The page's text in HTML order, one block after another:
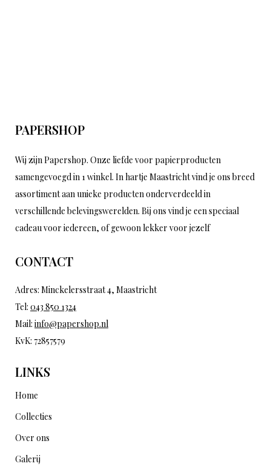
PAPERSHOP
Wij zijn Papershop. Onze liefde voor papierproducten
samengevoegd in 1 winkel. In hartje Maastricht vind je ons breed
assortiment aan unieke producten onderverdeeld in
verschillende belevingswerelden. Bij ons vind je een speciaal
cadeau voor iedereen, of gewoon lekker voor jezelf
CONTACT
Adres: Minckelersstraat 4, Maastricht
Tel: 043 850 1324
Mail: info@papershop.nl
KvK: 72857579
LINKS
Home
Collecties
Over ons
Galerij